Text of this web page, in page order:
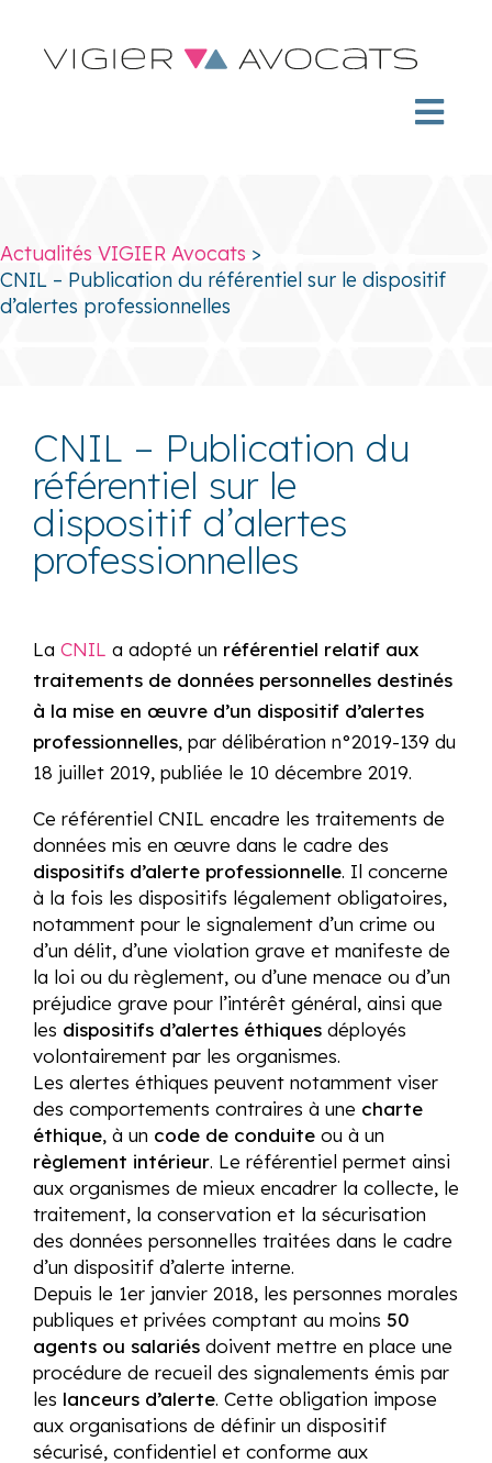
Actualités VIGIER Avocats >
CNIL – Publication du référentiel sur le dispositif
d’alertes professionnelles
CNIL – Publication du
référentiel sur le
dispositif d’alertes
professionnelles
La CNIL a adopté un référentiel relatif aux
traitements de données personnelles destinés
à la mise en œuvre d’un dispositif d’alertes
professionnelles, par délibération n°2019-139 du
18 juillet 2019, publiée le 10 décembre 2019.
Ce référentiel CNIL encadre les traitements de
données mis en œuvre dans le cadre des
dispositifs d’alerte professionnelle. Il concerne
à la fois les dispositifs légalement obligatoires,
notamment pour le signalement d’un crime ou
d’un délit, d’une violation grave et manifeste de
la loi ou du règlement, ou d’une menace ou d’un
préjudice grave pour l’intérêt général, ainsi que
les dispositifs d’alertes éthiques déployés
volontairement par les organismes.
Les alertes éthiques peuvent notamment viser
des comportements contraires à une charte
éthique, à un code de conduite ou à un
règlement intérieur. Le référentiel permet ainsi
aux organismes de mieux encadrer la collecte, le
traitement, la conservation et la sécurisation
des données personnelles traitées dans le cadre
d’un dispositif d’alerte interne.
Depuis le 1er janvier 2018, les personnes morales
publiques et privées comptant au moins 50
agents ou salariés doivent mettre en place une
procédure de recueil des signalements émis par
les lanceurs d’alerte. Cette obligation impose
aux organisations de définir un dispositif
sécurisé, confidentiel et conforme aux